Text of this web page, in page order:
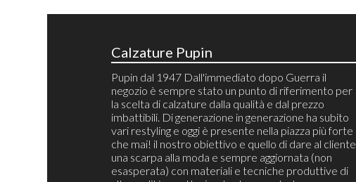
Calzature Pupin
Pupin dal 1947 Dall'immediato dopo Guerra il
negozio è sempre stato un punto di riferimento per
la scelta di calzature dalla qualità e dal prezzo
imbattibili. Di generazione in generazione ha subito
vari restyling e oggi è presente nella piazza più forte
che mai! il nostro obiettivo e quello di dare al cliente
una scarpa alla moda e sempre aggiornata (non
esasperata) con materiali e tecniche produttive di